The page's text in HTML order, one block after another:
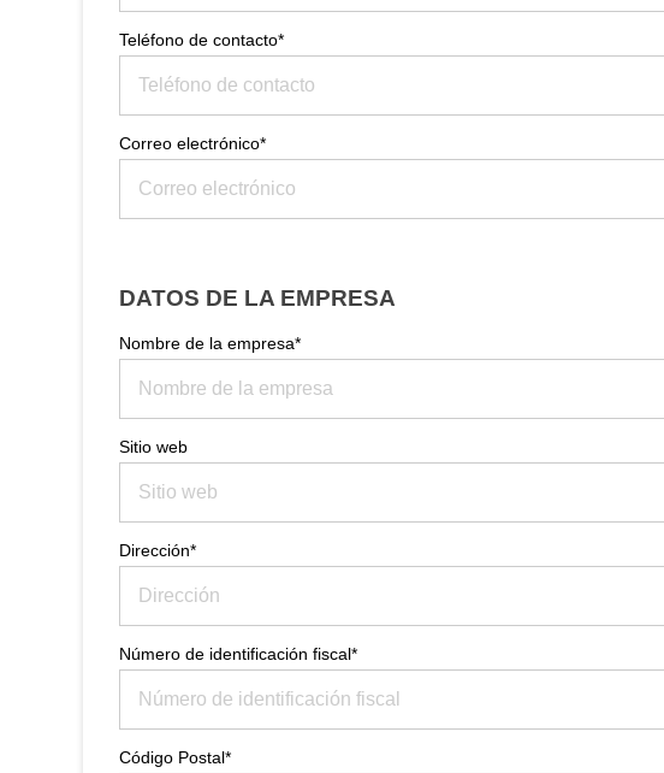
Teléfono de contacto*
Correo electrónico*
DATOS DE LA EMPRESA
Nombre de la empresa*
Sitio web
Dirección*
Número de identificación fiscal*
Código Postal*